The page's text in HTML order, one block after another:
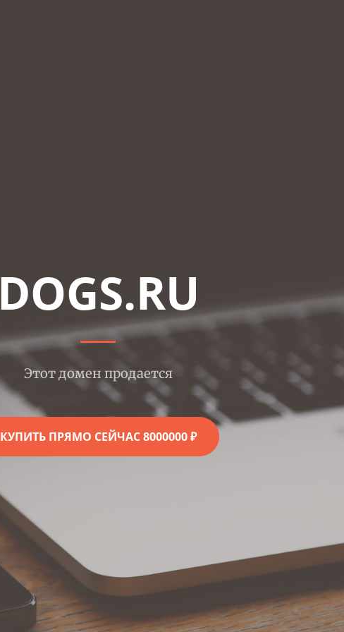
DOGS.RU
Этот домен продается
КУПИТЬ ПРЯМО СЕЙЧАС 8000000 ₽